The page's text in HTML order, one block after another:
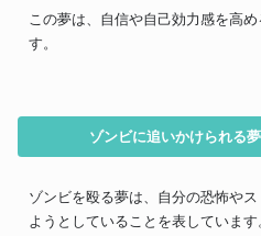
この夢は、自信や自己効力感を高
す。
ゾンビに追いかけられる
ゾンビを殴る夢は、自分の恐怖や
ようとしていることを表しています